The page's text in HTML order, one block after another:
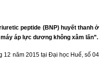
peptide (BNP) huyết thanh ở
áp lực dương không xâm lấn”.
năm 2015 tại Đại học Huế, số 04